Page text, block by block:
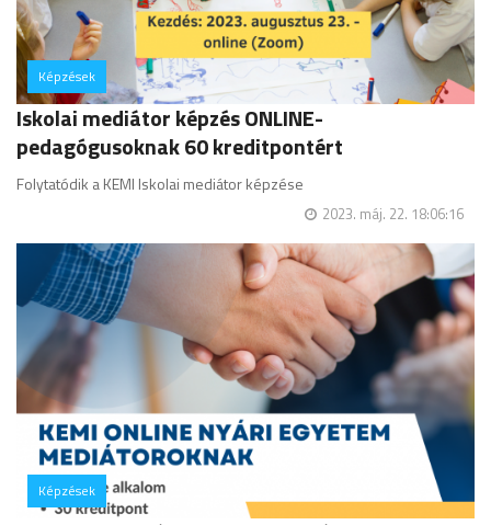
Képzések
hozzászólás
Iskolai mediátor képzés ONLINE-
pedagógusoknak 60 kreditpontért
Folytatódik a KEMI Iskolai mediátor képzése
2023. máj. 22. 18:06:16
Képzések